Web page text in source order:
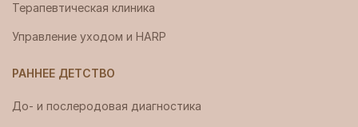
Терапевтическая клиника
Управление уходом и HARP
РАННЕЕ ДЕТСТВО
До- и послеродовая диагностика